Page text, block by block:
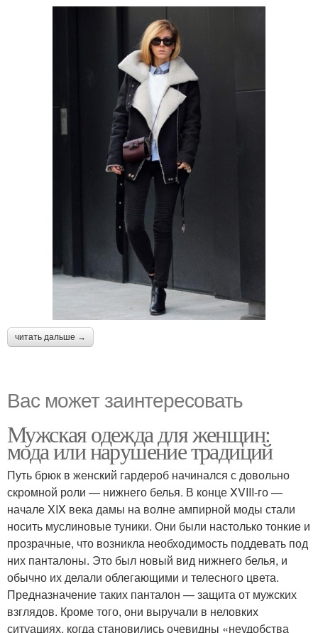
читать дальше →
Вас может заинтересовать
Мужская одежда для женщин:
мода или нарушение традиций
Путь брюк в женский гардероб начинался с довольно
скромной роли — нижнего белья. В конце XVIII-го —
начале XIX века дамы на волне ампирной моды стали
носить муслиновые туники. Они были настолько тонкие и
прозрачные, что возникла необходимость поддевать под
них панталоны. Это был новый вид нижнего белья, и
обычно их делали облегающими и телесного цвета.
Предназначение таких панталон — защита от мужских
взглядов. Кроме того, они выручали в неловких
ситуациях, когда становились очевидны «неудобства